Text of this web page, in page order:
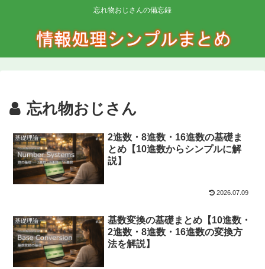
忘れ物おじさんの備忘録
忘れ物おじさん
基礎理論
2進数・8進数・16進数の基礎ま
とめ【10進数からシンプルに解
説】
2026.07.09
基礎理論
基数変換の基礎まとめ【10進数・
2進数・8進数・16進数の変換方
法を解説】